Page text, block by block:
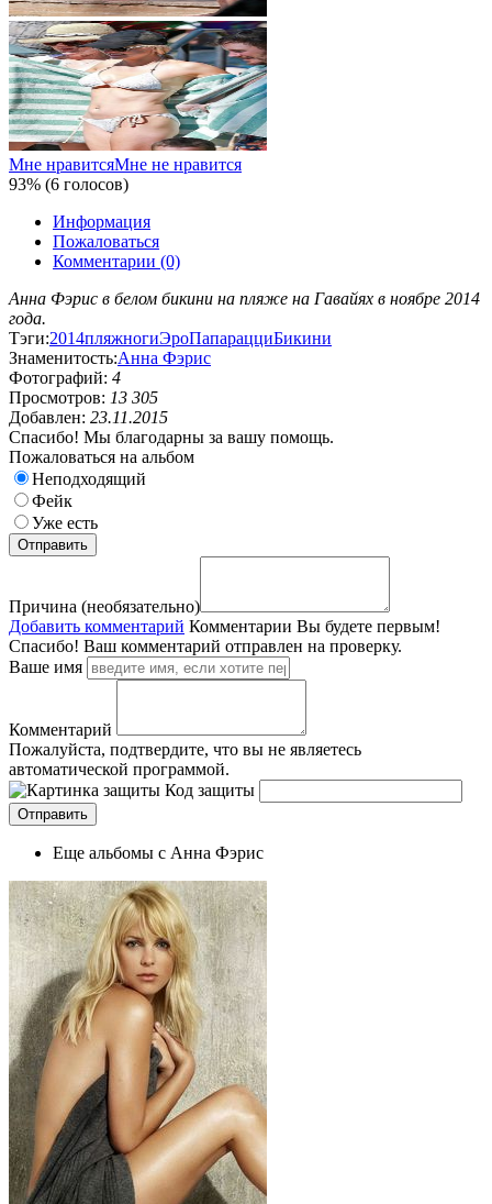
Мне нравитсяМне не нравится
93% (6 голосов)
Информация
Пожаловаться
Комментарии (0)
Анна Фэрис в белом бикини на пляже на Гавайях в ноябре 2014
года.
Тэги:2014пляжногиЭроПапарацциБикини
Знаменитость:Анна Фэрис
Фотографий: 4
Просмотров: 13 305
Добавлен: 23.11.2015
Спасибо! Мы благодарны за вашу помощь.
Пожаловаться на альбом
Неподходящий
Фейк
Уже есть
Причина (необязательно)
Добавить комментарий Комментарии Вы будете первым!
Спасибо! Ваш комментарий отправлен на проверку.
Ваше имя
Комментарий
Пожалуйста, подтвердите, что вы не являетесь
автоматической программой.
Код защиты
Еще альбомы с Анна Фэрис